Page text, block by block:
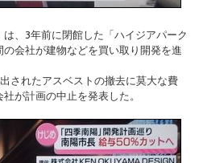
、3年前に閉館した「ハイジアパーク
会社が建物などを買い取り開発を進
されたアスベストの撤去に莫大な費
が計画の中止を発表した。